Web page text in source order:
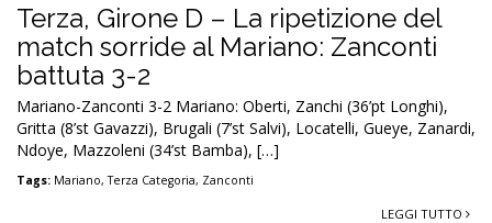
Terza, Girone D – La ripetizione del
match sorride al Mariano: Zanconti
battuta 3-2
Mariano-Zanconti 3-2 Mariano: Oberti, Zanchi (36’pt Longhi),
Gritta (8’st Gavazzi), Brugali (7’st Salvi), Locatelli, Gueye, Zanardi,
Ndoye, Mazzoleni (34’st Bamba), […]
Tags: Mariano,Terza Categoria, Zanconti
LEGGI TUTTO